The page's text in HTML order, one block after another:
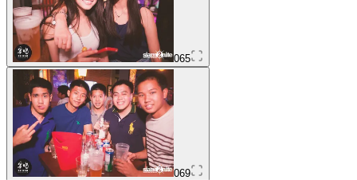
065
069